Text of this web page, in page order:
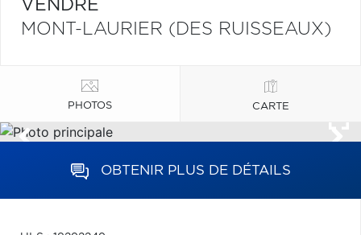
VENDRE
MONT-LAURIER (DES RUISSEAUX)
PHOTOS CARTE
OBTENIR PLUS DE DÉTAILS